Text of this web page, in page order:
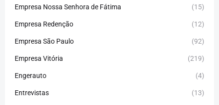
Empresa Nossa Senhora de Fátima (15)
Empresa Redenção (12)
Empresa São Paulo (92)
Empresa Vitória (219)
Engerauto (4)
Entrevistas (13)